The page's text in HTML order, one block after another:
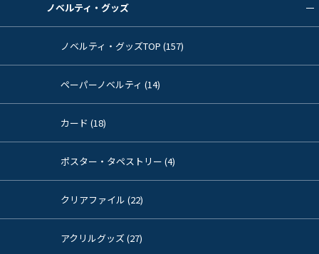
ノベルティ・グッズ
ノベルティ・グッズTOP (157)
ペーパーノベルティ (14)
カード (18)
ポスター・タペストリー (4)
クリアファイル (22)
アクリルグッズ (27)